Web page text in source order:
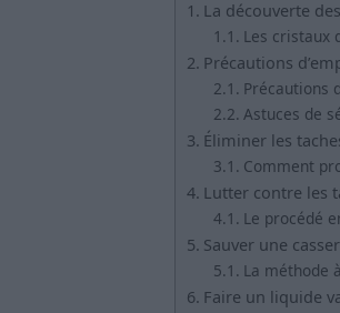
La découverte
Les cristaux
Précautions
Précautions
Astuces de
Éliminer les
Comment
Lutter contre les
Le procédé
Sauver une
La méthode
Faire un liquide